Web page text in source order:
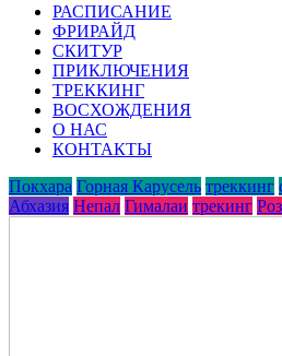
РАСПИСАНИЕ
ФРИРАЙД
СКИТУР
ПРИКЛЮЧЕНИЯ
ТРЕККИНГ
ВОСХОЖДЕНИЯ
О НАС
КОНТАКТЫ
Покхара Горная Карусель треккинг
Абхазия Непал Гималаи трекинг